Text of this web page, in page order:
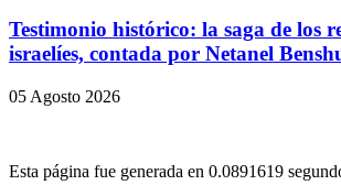
Testimonio histórico: la saga de los
israelíes, contada por Netanel
05 Agosto 2026
Esta página fue generada en 0.0891619